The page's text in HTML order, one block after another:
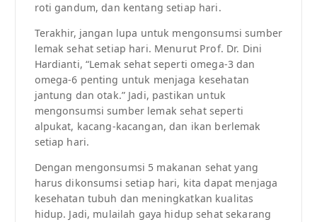
roti gandum, dan kentang setiap hari.
Terakhir, jangan lupa untuk mengonsumsi sumber
lemak sehat setiap hari. Menurut Prof. Dr. Dini
Hardianti, “Lemak sehat seperti omega-3 dan
omega-6 penting untuk menjaga kesehatan
jantung dan otak.” Jadi, pastikan untuk
mengonsumsi sumber lemak sehat seperti
alpukat, kacang-kacangan, dan ikan berlemak
setiap hari.
Dengan mengonsumsi 5 makanan sehat yang
harus dikonsumsi setiap hari, kita dapat menjaga
kesehatan tubuh dan meningkatkan kualitas
hidup. Jadi, mulailah gaya hidup sehat sekarang